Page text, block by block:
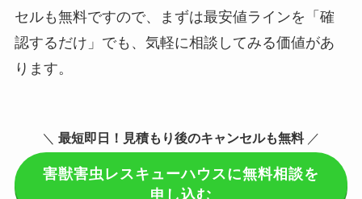
セルも無料ですので、まずは最安値ラインを「確
認するだけ」でも、気軽に相談してみる価値があ
ります。
＼ 最短即日！見積もり後のキャンセルも無料／
害獣害虫レスキューハウスに無料相談を
申し込む